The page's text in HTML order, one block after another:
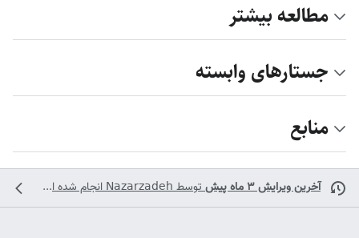
مطالعه بیشتر
جستارهای وابسته
منابع
آخرین ویرایش ۳ ماه پیش توسطNazarzadehانجام شده است